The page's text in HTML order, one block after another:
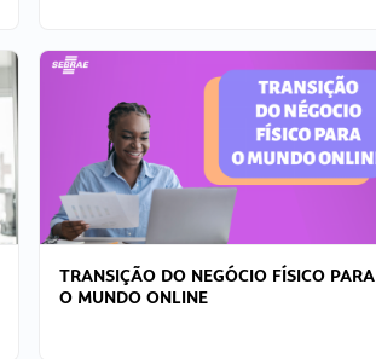
TRANSIÇÃO DO NEGÓCIO FÍSICO PARA
O MUNDO ONLINE